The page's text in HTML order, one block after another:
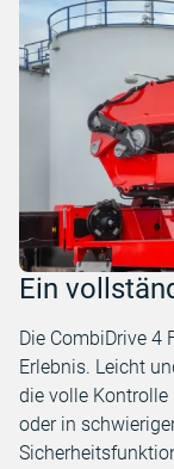
Ein
Die CombiDrive 4
Erlebnis. Leicht
die volle Kontrolle
oder in